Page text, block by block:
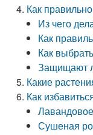
Как
Из чего
Как
Как
Защищают
Какие
Как
Сушеная